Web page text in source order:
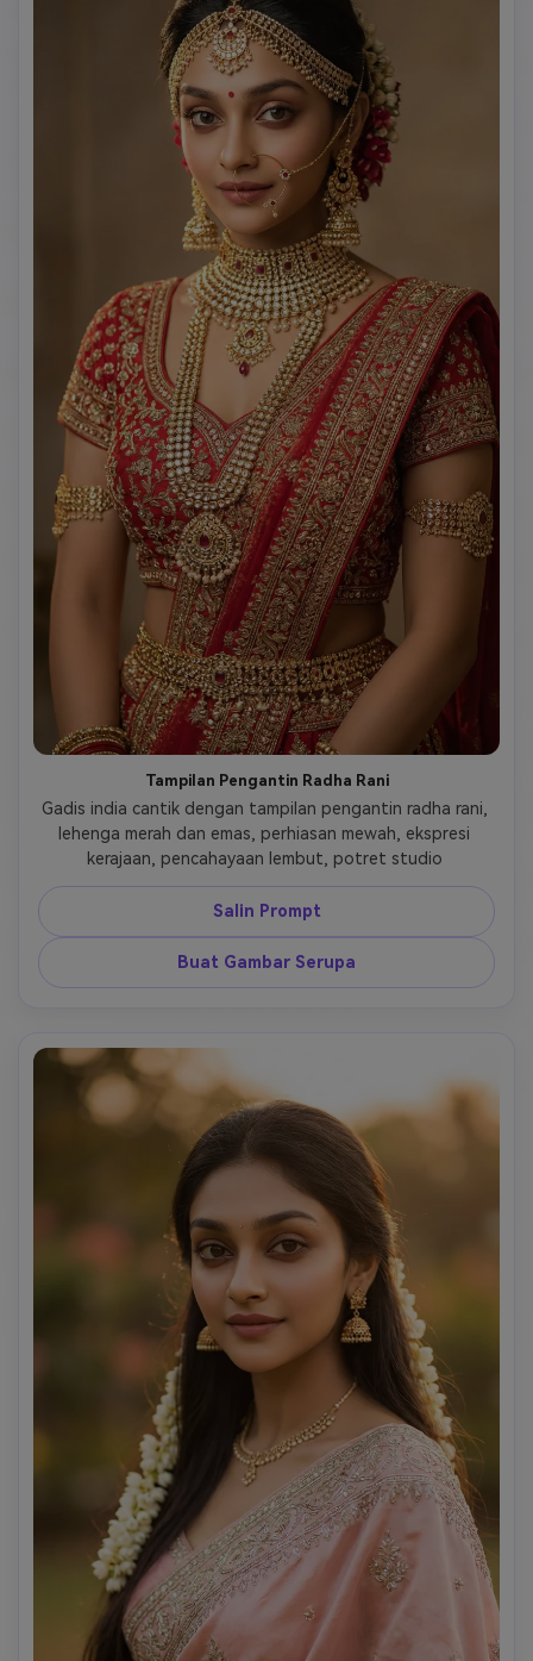
Tampilan Pengantin Radha Rani
Gadis india cantik dengan tampilan pengantin radha rani,
lehenga merah dan emas, perhiasan mewah, ekspresi
Salin Prompt
Buat Gambar Serupa